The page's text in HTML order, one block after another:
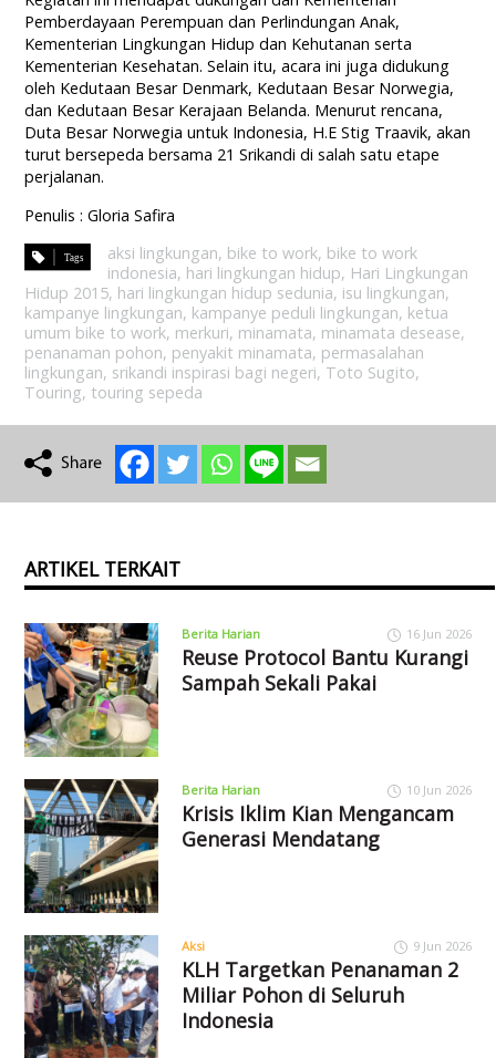
Pemberdayaan Perempuan dan Perlindungan Anak,
Kementerian Lingkungan Hidup dan Kehutanan serta
Kementerian Kesehatan. Selain itu, acara ini juga didukung
oleh Kedutaan Besar Denmark, Kedutaan Besar Norwegia,
dan Kedutaan Besar Kerajaan Belanda. Menurut rencana,
Duta Besar Norwegia untuk Indonesia, H.E Stig Traavik, akan
turut bersepeda bersama 21 Srikandi di salah satu etape
perjalanan.
Penulis : Gloria Safira
aksi lingkungan, bike to work, bike to work
indonesia, hari lingkungan hidup, Hari Lingkungan
Hidup 2015, hari lingkungan hidup sedunia, isu lingkungan,
kampanye lingkungan, kampanye peduli lingkungan, ketua
umum bike to work, merkuri, minamata, minamata desease,
penanaman pohon, penyakit minamata, permasalahan
lingkungan, srikandi inspirasi bagi negeri, Toto Sugito,
Touring, touring sepeda
ARTIKEL TERKAIT
Berita Harian 16 Jun 2026
Reuse Protocol Bantu Kurangi
Sampah Sekali Pakai
Berita Harian 10 Jun 2026
Krisis Iklim Kian Mengancam
Generasi Mendatang
Aksi 9 Jun 2026
KLH Targetkan Penanaman 2
Miliar Pohon di Seluruh
Indonesia